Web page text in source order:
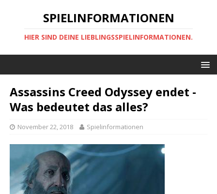
SPIELINFORMATIONEN
HIER SIND DEINE LIEBLINGSSPIELINFORMATIONEN.
Assassins Creed Odyssey endet -
Was bedeutet das alles?
November 22, 2018 Spielinformationen